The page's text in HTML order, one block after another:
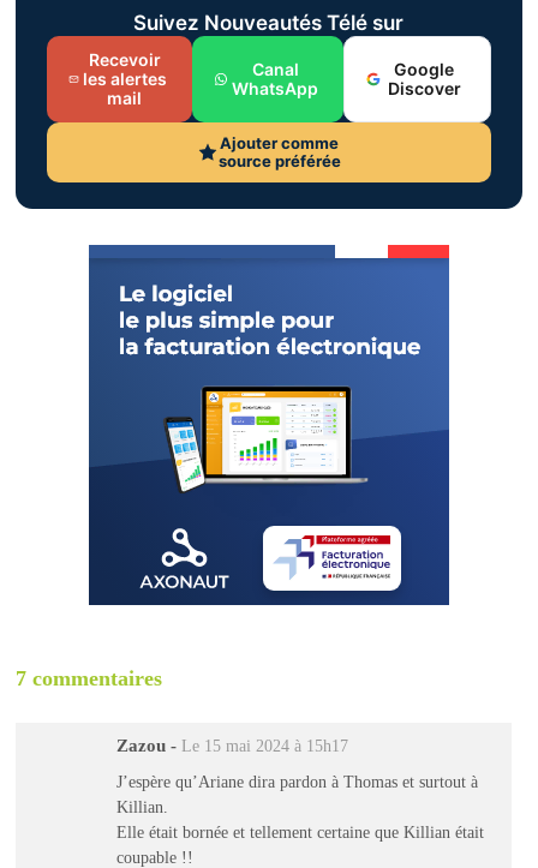
Suivez Nouveautés Télé sur
Recevoir
les alertes
mail
Canal
WhatsApp
Google
Discover
Ajouter comme
source préférée
7 commentaires
Zazou - Le 15 mai 2024 à 15h17
J’espère qu’Ariane dira pardon à Thomas et surtout à
Killian.
Elle était bornée et tellement certaine que Killian était
coupable !!